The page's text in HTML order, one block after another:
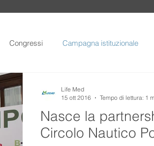
Congressi Campagna istituzionale
Nasce la
Circolo Nautico
Life Med
15 ott 2016
Tempo di lettura: 1